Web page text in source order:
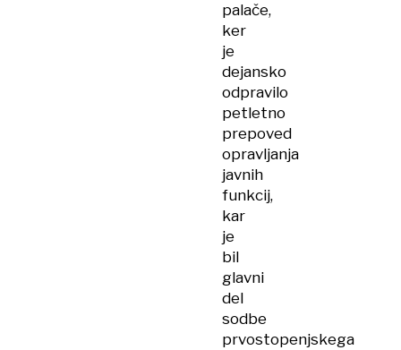
palače,
ker
je
dejansko
odpravilo
petletno
prepoved
opravljanja
javnih
funkcij,
kar
je
bil
glavni
del
sodbe
prvostopenjskega